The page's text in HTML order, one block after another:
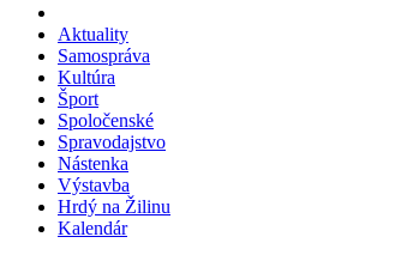
Aktuality
Samospráva
Kultúra
Šport
Spoločenské
Spravodajstvo
Nástenka
Výstavba
Hrdý na Žilinu
Kalendár